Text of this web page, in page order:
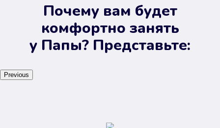
Почему вам будет
комфортно занять
у Папы? Представьте:
Previous